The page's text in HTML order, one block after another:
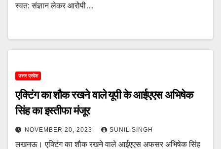
स्वत: संज्ञान लेकर आरोपी…
उत्तर प्रदेश
एक्टिंग का शौक रखने वाले यूपी के आईएएस अभिषेक
सिंह का इस्तीफा मंजूर
NOVEMBER 20, 2023 SUNIL SINGH
लखनऊ। एक्टिंग का शौक रखने वाले आईएएस अफसर अभिषेक सिंह